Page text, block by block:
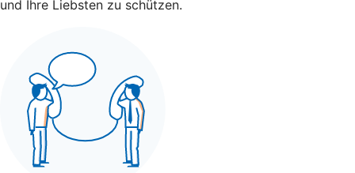
und Ihre Liebsten zu schützen.